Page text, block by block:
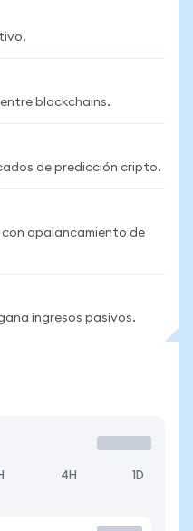
blockchains.
de predicción cripto.
apalancamiento de
ingresos pasivos.
4H 1D